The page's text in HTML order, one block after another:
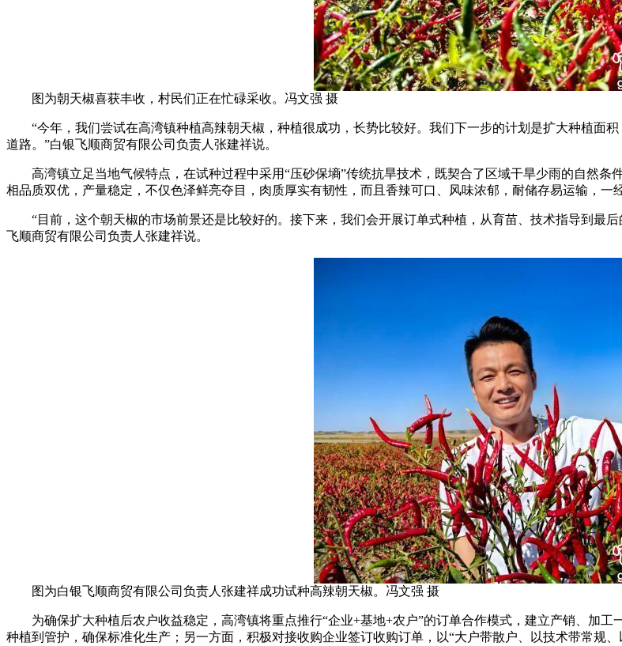
图为朝天椒喜获丰收，村民们正在忙碌采收。冯文强 摄
“今年，我们尝试在高湾镇种植高辣朝天椒，种植很成功，长势比较好。我们下一步的计划是扩大种植面
道路。”白银飞顺商贸有限公司负责人张建祥说。
高湾镇立足当地气候特点，在试种过程中采用“压砂保墒”传统抗旱技术，既契合了区域干旱少雨的自然条
相品质双优，产量稳定，不仅色泽鲜亮夺目，肉质厚实有韧性，而且香辣可口、风味浓郁，耐储存易运输，一
“目前，这个朝天椒的市场前景还是比较好的。接下来，我们会开展订单式种植，从育苗、技术指导到最
飞顺商贸有限公司负责人张建祥说。
图为白银飞顺商贸有限公司负责人张建祥成功试种高辣朝天椒。冯文强 摄
为确保扩大种植后农户收益稳定，高湾镇将重点推行“企业+基地+农户”的订单合作模式，建立产销、加工
种植到管护，确保标准化生产；另一方面，积极对接收购企业签订收购订单，以“大户带散户、以技术带常规